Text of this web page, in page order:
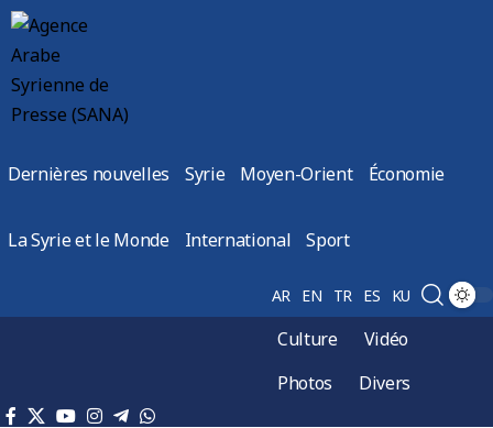
Dernières nouvelles Syrie Moyen-Orient Économie
La Syrie et le Monde International Sport
AR EN TR ES KU
Culture
Vidéo
Photos
Divers